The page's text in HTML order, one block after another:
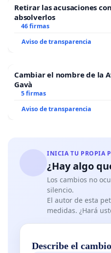
Retirar las acusaciones
absolverlos
46 firmas
Aviso de transparencia
Cambiar el nombre de la
Gavà
5 firmas
Aviso de transparencia
INICIA TU PROPIA
¿Hay algo
Los cambios no
silencio.
El autor de esta
medidas. ¿Hará
Describe el